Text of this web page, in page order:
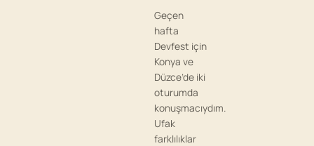
Geçen
hafta
Devfest için
Konya ve
Düzce’de iki
oturumda
konuşmacıydım.
Ufak
farklılıklar